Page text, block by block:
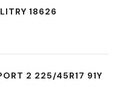
18626
2 225/45R17 91Y